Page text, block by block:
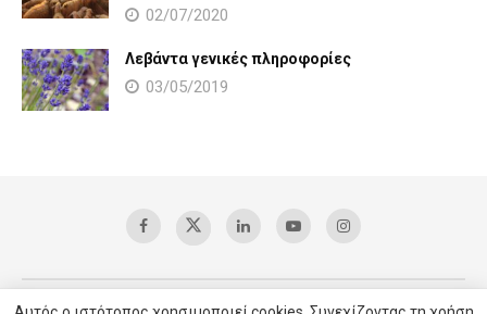
02/07/2020
Λεβάντα γενικές πληροφορίες
03/05/2019